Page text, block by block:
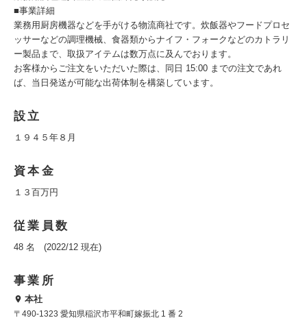
■事業詳細
業務用厨房機器などを手がける物流商社です。炊飯器やフードプロセ
ッサーなどの調理機械、食器類からナイフ・フォークなどのカトラリ
ー製品まで、取扱アイテムは数万点に及んでおります。
お客様からご注文をいただいた際は、同日 15:00 までの注文であれ
ば、当日発送が可能な出荷体制を構築しています。
設立
１９４５年８月
資本金
１３百万円
従業員数
48 名 (2022/12 現在)
事業所
本社
〒490-1323 愛知県稲沢市平和町嫁振北 1 番 2